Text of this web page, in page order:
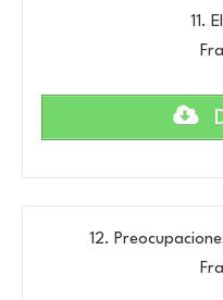
11.
12.